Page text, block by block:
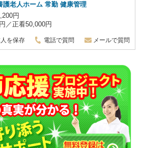
護老人ホーム常勤 健康管理
円
／正看50,000円
を保存 電話で質問 メールで質問